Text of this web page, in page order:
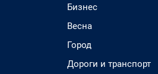
Бизнес
Весна
Город
Дороги и транспорт